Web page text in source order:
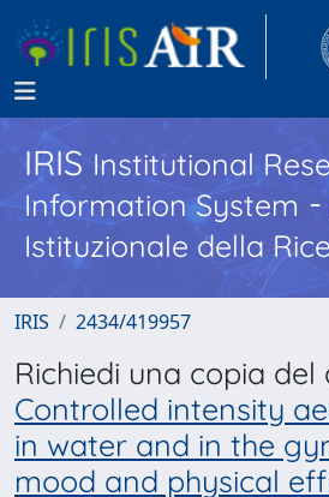
IRISInstitutional
Information System -
Istituzionale della
IRIS 2434/419957
Richiedi una copia
Controlled intensity
in water and in the
mood and physical